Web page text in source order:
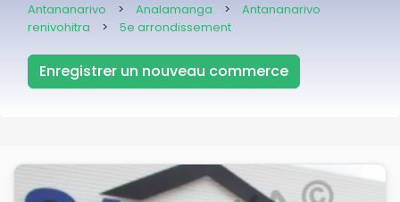
Antananarivo > Analamanga >
Antananarivo
renivohitra
> 5e arrondissement
Enregistrer un nouveau commerce